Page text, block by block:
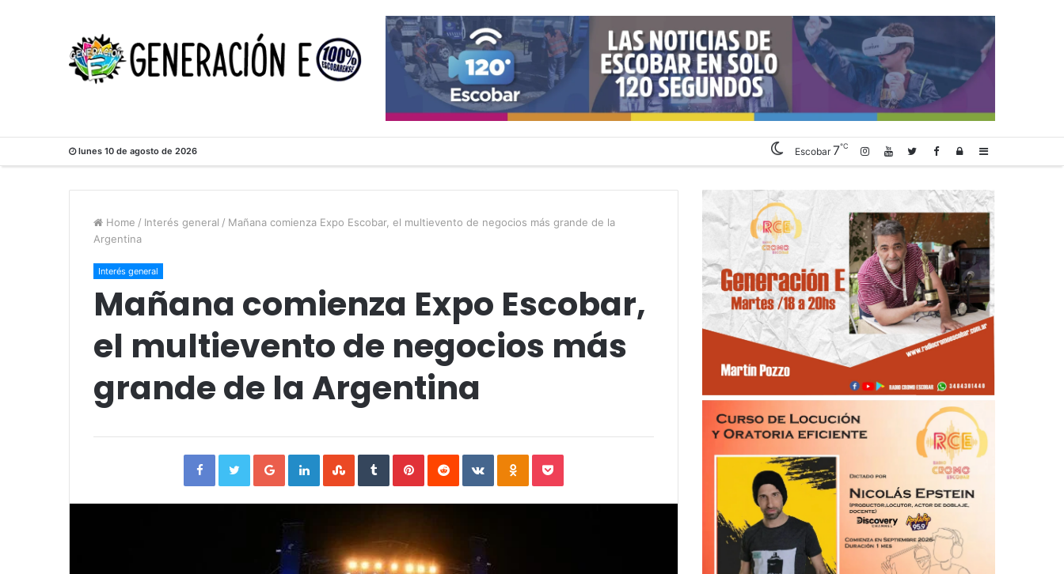
lunes 10 de agosto de 2026 Sidebar
Log
Escobar 7℃
Home / Interés general / Mañana comienza Expo Escobar, el multievento de negocios más grande de la
Argentina
Interés general
Mañana comienza Expo Escobar,
el multievento de negocios más
grande de la Argentina
FacebookTwitterGoogle+LinkedInStumbleUpon
TumblrPinterestReddit VKontakteOdnoklassniki
Pocket